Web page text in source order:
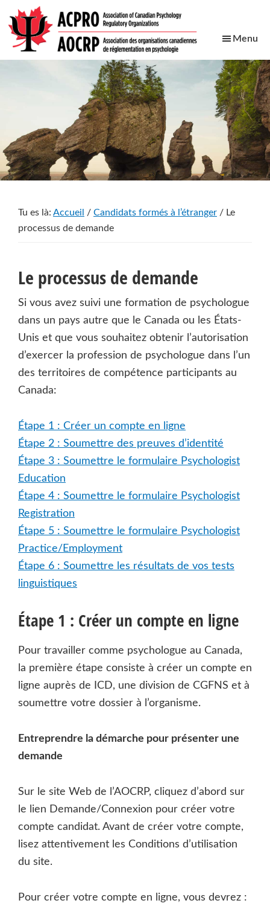
Skip
to
main
content
Skip
to
primary
sidebar
Skip
to
footer
Skip
to
secondary
navigation
ACPRO
Regulatory
Organizations
Menu
Tu es là: Accueil / Candidats formés à l’étranger / Le
processus de demande
Le processus de demande
Si vous avez suivi une formation de psychologue
dans un pays autre que le Canada ou les États-
Unis et que vous souhaitez obtenir l’autorisation
d’exercer la profession de psychologue dans l’un
des territoires de compétence participants au
Canada:
Étape 1 : Créer un compte en ligne
Étape 2 : Soumettre des preuves d’identité
Étape 3 : Soumettre le formulaire Psychologist
Education
Étape 4 : Soumettre le formulaire Psychologist
Registration
Étape 5 : Soumettre le formulaire Psychologist
Practice/Employment
Étape 6 : Soumettre les résultats de vos tests
linguistiques
Étape 1 : Créer un compte en ligne
Pour travailler comme psychologue au Canada,
la première étape consiste à créer un compte en
ligne auprès de ICD, une division de CGFNS et à
soumettre votre dossier à l’organisme.
Entreprendre la démarche pour présenter une
demande
Sur le site Web de l’AOCRP, cliquez d’abord sur
le lien Demande/Connexion pour créer votre
compte candidat. Avant de créer votre compte,
lisez attentivement les Conditions d’utilisation
du site.
Pour créer votre compte en ligne, vous devrez :